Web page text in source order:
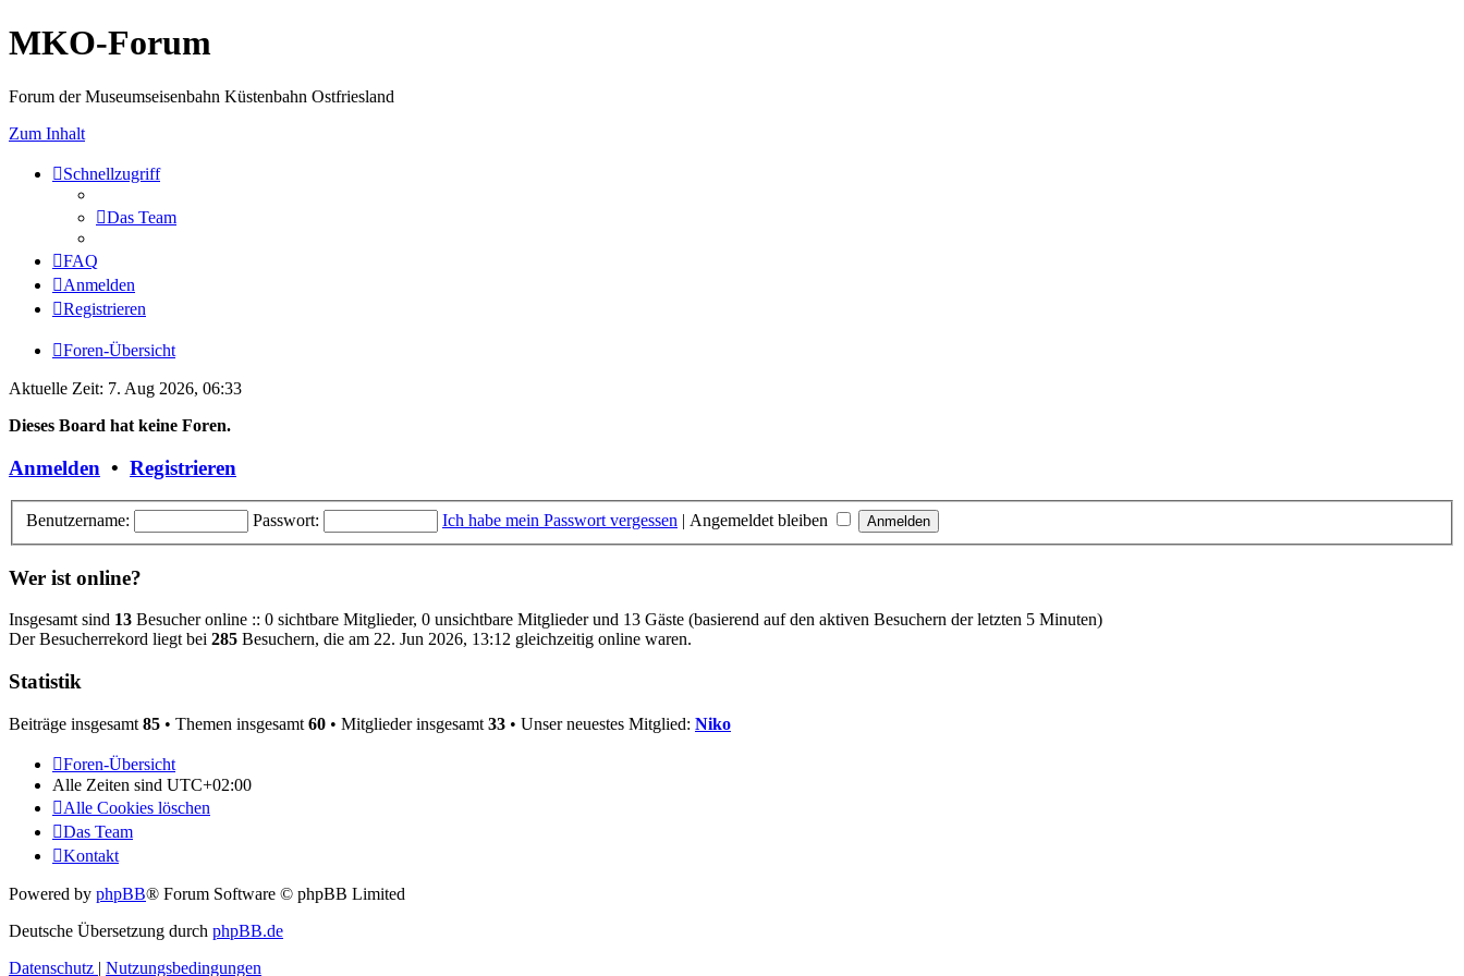
MKO-Forum
Forum der Museumseisenbahn Küstenbahn Ostfriesland
Zum Inhalt
Schnellzugriff
Das Team
FAQ
Anmelden
Registrieren
Foren-Übersicht
Aktuelle Zeit: 7. Aug 2026, 06:33
Dieses Board hat keine Foren.
Anmelden • Registrieren
Benutzername: Passwort: Ich habe mein Passwort vergessen | Angemeldet bleiben
Wer ist online?
Insgesamt sind 13 Besucher online :: 0 sichtbare Mitglieder, 0 unsichtbare Mitglieder und 13 Gäste (basierend auf den aktiven Besuchern der letzten 5 Minuten)
Der Besucherrekord liegt bei 285 Besuchern, die am 22. Jun 2026, 13:12 gleichzeitig online waren.
Statistik
Beiträge insgesamt 85 • Themen insgesamt 60 • Mitglieder insgesamt 33 • Unser neuestes Mitglied: Niko
Foren-Übersicht
Alle Zeiten sind UTC+02:00
Alle Cookies löschen
Das Team
Kontakt
Powered by phpBB® Forum Software © phpBB Limited
Deutsche Übersetzung durch phpBB.de
Datenschutz | Nutzungsbedingungen